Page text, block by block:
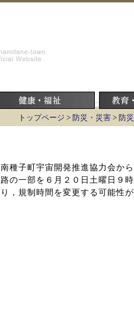
トップページ > 防災・災害 > 防
南種子町宇宙開発推進協力会か
路の一部を６月２０日土曜日９
り，規制時間を変更する可能性が